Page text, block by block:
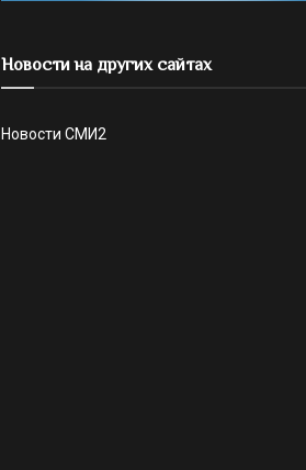
Новости на других сайтах
Новости СМИ2